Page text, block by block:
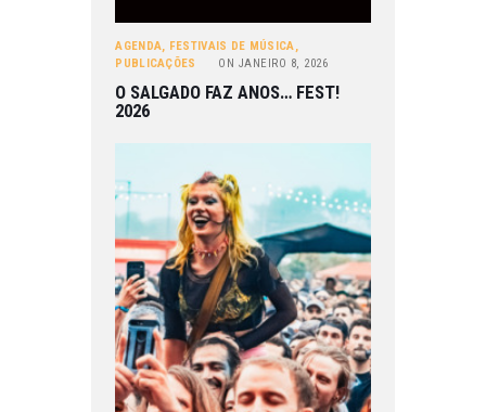
AGENDA, FESTIVAIS DE MÚSICA,
PUBLICAÇÕES
ON JANEIRO 8, 2026
O SALGADO FAZ ANOS… FEST!
2026